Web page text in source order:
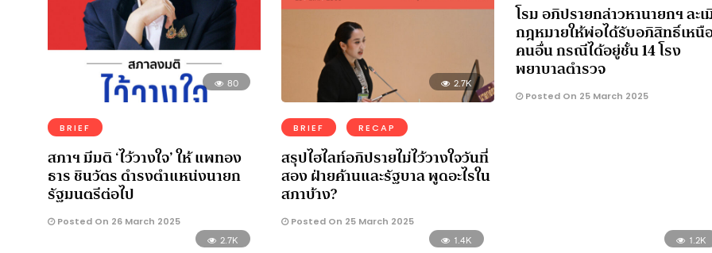
80
BRIEF
สภาฯ มีมติ ‘ไว้วางใจ’ ให้ แพทอง
ธาร ชินวัตร ดำรงตำแหน่งนายก
รัฐมนตรีต่อไป
Posted On 26 March 2025
2.7K
BRIEF RECAP
สรุปไฮไลท์อภิปรายไม่ไว้วางใจวันที่
สอง ฝ่ายค้านและรัฐบาล พูดอะไรใน
สภาบ้าง?
Posted On 25 March 2025
โรม อภิปรายกล่าวหานายกฯ ละ
กฎหมายให้พ่อได้รับอภิสิทธิ์เหนื
คนอื่น กรณีได้อยู่ชั้น 14 โรง
พยาบาลตำรวจ
Posted On 25 March 2025
2.7K 1.4K 1.2K